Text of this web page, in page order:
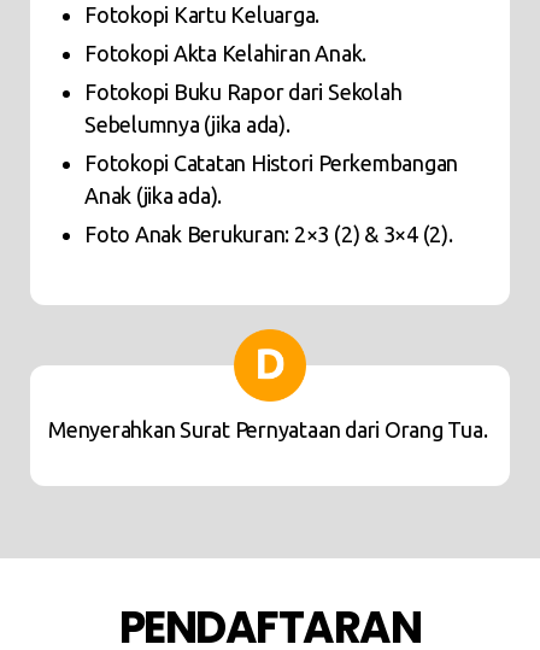
Fotokopi Kartu Keluarga.
Fotokopi Akta Kelahiran Anak.
Fotokopi Buku Rapor dari Sekolah
Sebelumnya (jika ada).
Fotokopi Catatan Histori Perkembangan
Anak (jika ada).
Foto Anak Berukuran: 2×3 (2) & 3×4 (2).
Menyerahkan Surat Pernyataan dari Orang Tua.
PENDAFTARAN